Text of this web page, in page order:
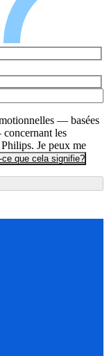
— basées
les
Je peux me
ce que cela signifie?